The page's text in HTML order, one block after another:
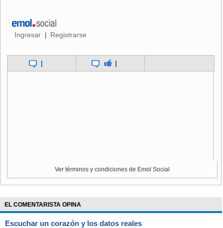
Ingresar Registrarse
Ver términos y condiciones de Emol Social
EL COMENTARISTA OPINA
Escuchar un corazón y los datos reales